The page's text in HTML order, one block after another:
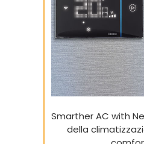
Smarther AC with
della